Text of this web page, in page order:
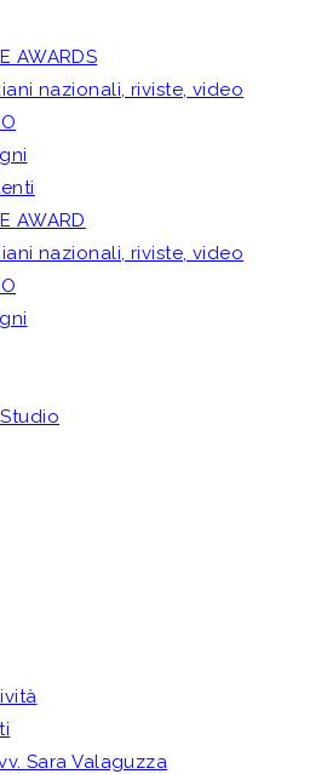
AWARDS
nazionali, riviste, video
AWARD
nazionali, riviste, video
Sara Valaguzza